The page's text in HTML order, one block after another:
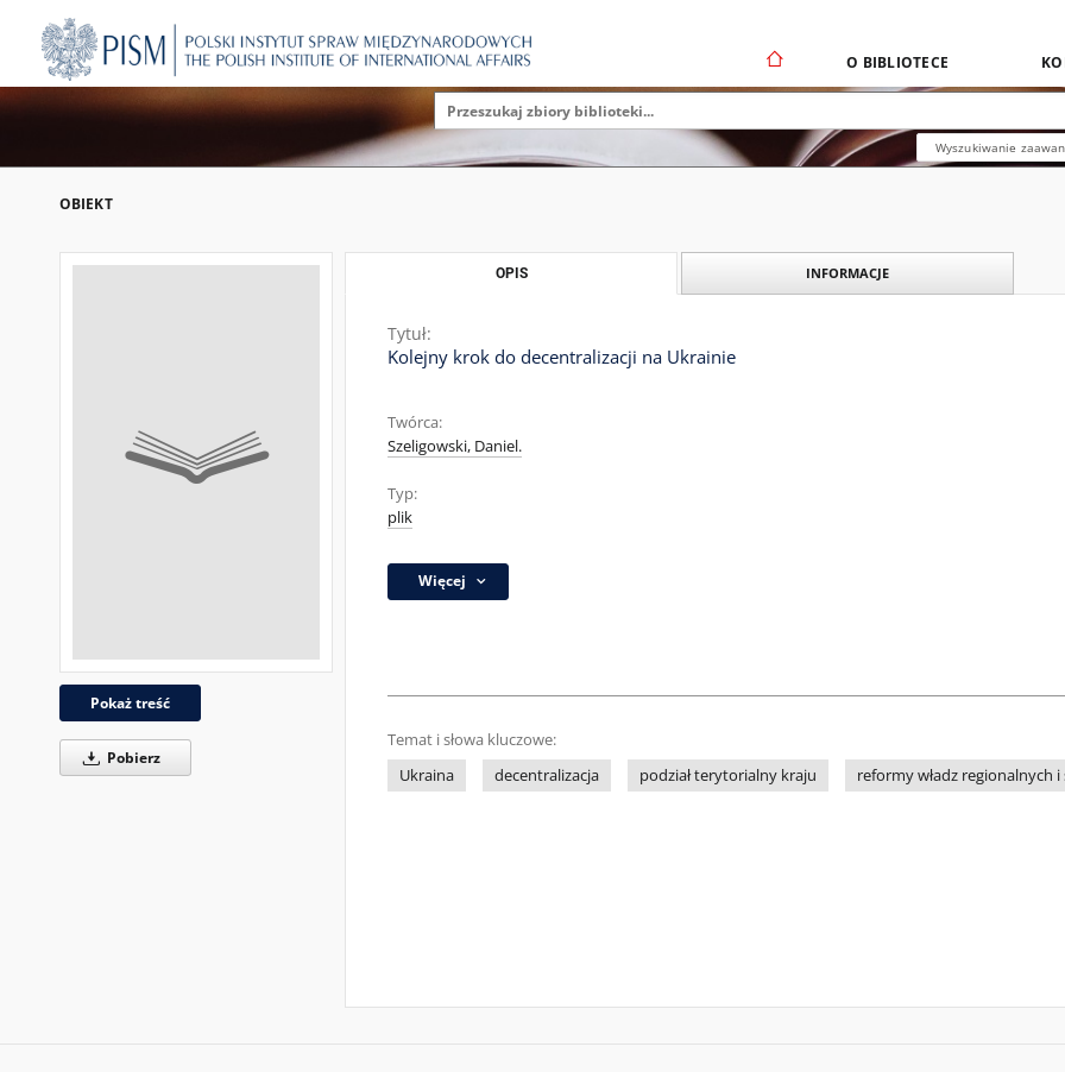
O BIBLIOTECE
Wyszukiwanie
OBIEKT
Pokaż treść
Pobierz
OPIS INFORMACJE
Tytuł:
Kolejny krok do decentralizacji na Ukrainie
Twórca:
Szeligowski, Daniel.
Typ:
plik
Więcej
Temat i słowa kluczowe:
Ukraina
decentralizacja podział terytorialny kraju reformy władz regionalnych